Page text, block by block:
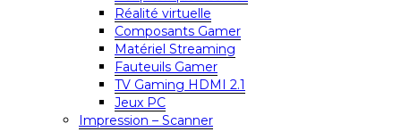
Réalité virtuelle
Composants Gamer
Matériel Streaming
Fauteuils Gamer
TV Gaming HDMI 2.1
Jeux PC
Impression – Scanner